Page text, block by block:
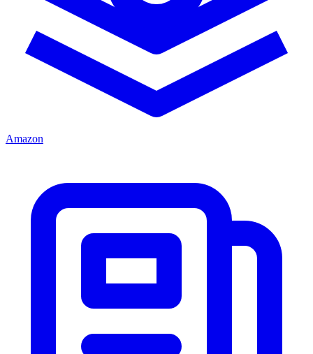
Amazon